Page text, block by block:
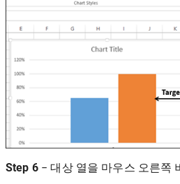
Step 6− 대상 열을 마우스 오른쪽